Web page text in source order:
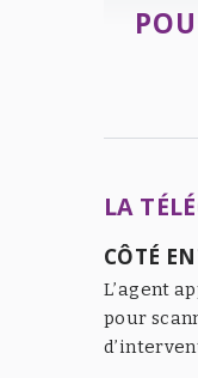
LA
CÔTÉ
L’agent
pour